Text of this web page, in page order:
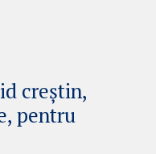
creștin,
pentru